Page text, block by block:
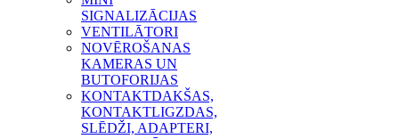
SIGNALIZĀCIJAS
VENTILĀTORI
NOVĒROŠANAS
KAMERAS UN
BUTOFORIJAS
KONTAKTDAKŠAS,
KONTAKTLIGZDAS,
SLĒDŽI, ADAPTERI,